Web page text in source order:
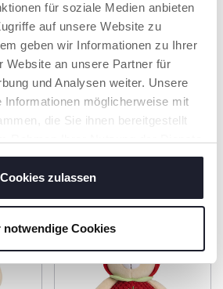
für soziale Medien anbieten
auf unsere Website zu
geben wir Informationen zu Ihrer
Website an unsere Partner für
und Analysen weiter. Unsere
Informationen möglicherweise mit
die Sie ihnen bereitgestellt
Cookies zulassen
notwendige Cookies
und
mit
SIE INTERESSIEREN